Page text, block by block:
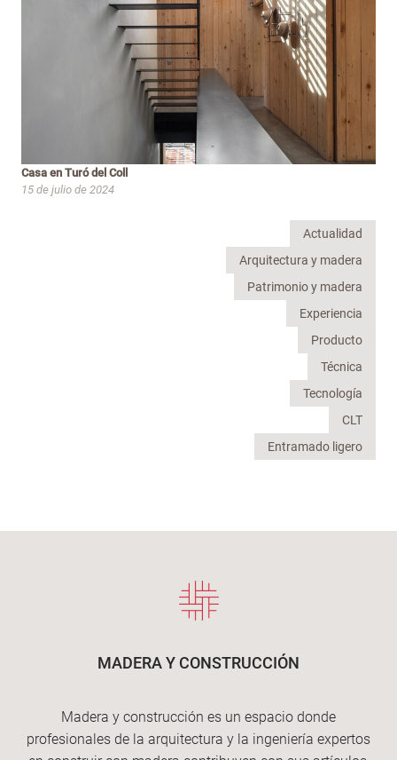
Casa en Turó del Coll
15 de julio de 2024
Actualidad
Arquitectura y madera
Patrimonio y madera
Experiencia
Producto
Técnica
Tecnología
CLT
Entramado ligero
MADERA Y CONSTRUCCIÓN
Madera y construcción es un espacio donde
profesionales de la arquitectura y la ingeniería expertos